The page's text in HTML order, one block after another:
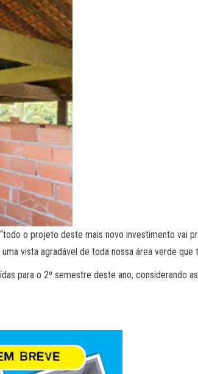
o projeto deste mais novo investimento vai
vista agradável de toda nossa área verde
para o 2º semestre deste ano, considerando